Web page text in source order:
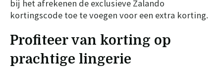
bij het afrekenen de exclusieve Zalando
kortingscode toe te voegen voor een extra korting.
Profiteer van korting op
prachtige lingerie